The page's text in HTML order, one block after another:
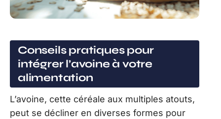
Conseils pratiques pour
intégrer l’avoine à votre
alimentation
L’avoine, cette céréale aux multiples atouts,
peut se décliner en diverses formes pour